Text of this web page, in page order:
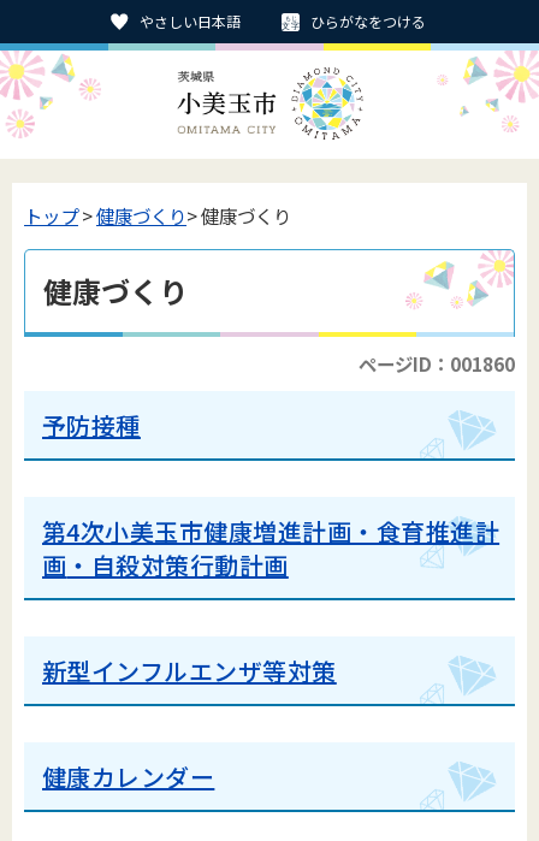
やさしい日本語 ひらがなをつける
トップ>健康づくり> 健康づくり
健康づくり
ページID：001860
予防接種
第4次小美玉市健康増進計画・食育推進計
画 ・自殺対策行動計画
新型インフルエンザ等対策
健康カレンダー